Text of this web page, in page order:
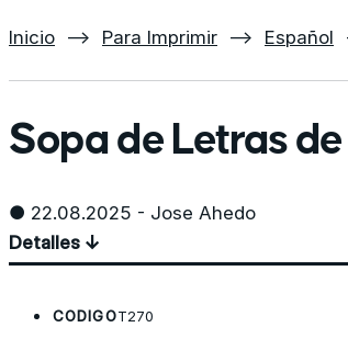
Inicio ⟶ Para Imprimir ⟶ Español
Sopa de Letras
● 22.08.2025 - Jose Ahedo
Detalles ↓
CODIGOT270